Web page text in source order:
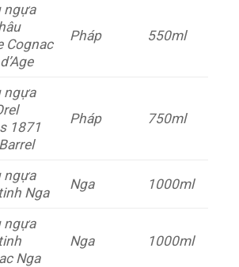
ngựa
Cognac
Pháp 550ml
ngựa
1871
Pháp 750ml
ngựa
Nga
Nga 1000ml
ngựa
Nga
Nga 1000ml